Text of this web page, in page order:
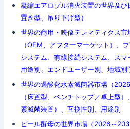
凝縮エアロゾル消火装置の世界及
置き型、吊り下げ型）
世界の商用・映像テレマティクス市
（OEM、アフターマーケット）、
システム、有線接続システム、スマ
用途別、エンドユーザー別、地域
世界の過酸化水素滅菌器市場（
（床置型、ベンチトップ／卓上型
素滅菌装置）、互換性別、用途別
ビール酵母の世界市場（2026～